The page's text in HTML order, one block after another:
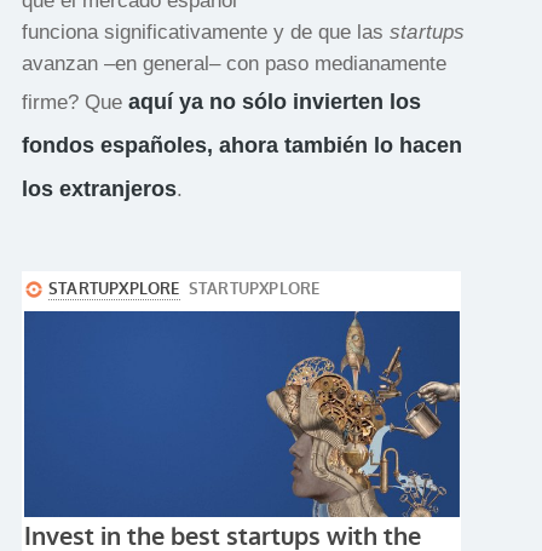
funciona significativamente y de que las startups
avanzan –en general– con paso medianamente
firme? Que aquí ya no sólo invierten los
fondos españoles, ahora también lo hacen
los extranjeros.